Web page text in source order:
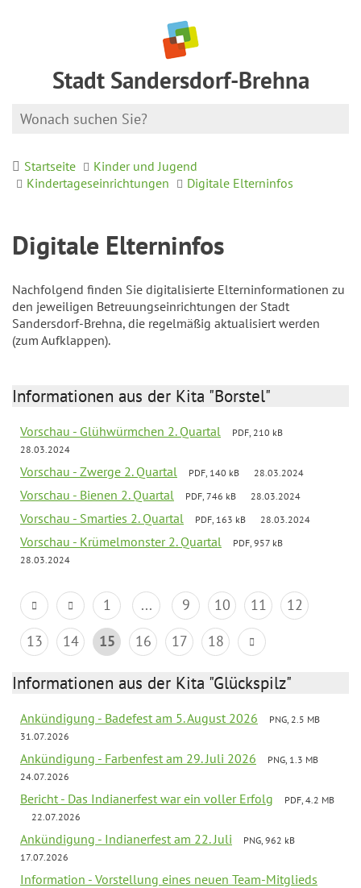
Stadt Sandersdorf-Brehna
Startseite
Kinder und Jugend
Kindertageseinrichtungen
Digitale Elterninfos
Digitale Elterninfos
Nachfolgend finden Sie digitalisierte Elterninformationen zu
den jeweiligen Betreuungseinrichtungen der Stadt
Sandersdorf-Brehna, die regelmäßig aktualisiert werden
(zum Aufklappen).
Informationen aus der Kita "Borstel"
Vorschau - Glühwürmchen 2. Quartal
PDF, 210 kB
28.03.2024
Vorschau - Zwerge 2. Quartal PDF, 140 kB 28.03.2024
Vorschau - Bienen 2. Quartal PDF, 746 kB 28.03.2024
Vorschau - Smarties 2. Quartal PDF, 163 kB 28.03.2024
Vorschau - Krümelmonster 2. Quartal
PDF, 957 kB
28.03.2024
1 ... 9 10 11
12
13
14 15 16 17 18
Informationen aus der Kita "Glückspilz"
Ankündigung - Badefest am 5. August 2026
PNG, 2.5 MB
31.07.2026
Ankündigung - Farbenfest am 29. Juli 2026
PNG, 1.3 MB
24.07.2026
Bericht - Das Indianerfest war ein voller Erfolg
PDF, 4.2 MB
22.07.2026
Ankündigung - Indianerfest am 22. Juli
PNG, 962 kB
17.07.2026
Information - Vorstellung eines neuen Team-Mitglieds